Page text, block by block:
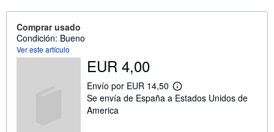
Comprar usado
Condición: Bueno
Ver este artículo
EUR 4,00
Envío por EUR 14,50
M
á
Se envía de España a Estados Unidos de
America